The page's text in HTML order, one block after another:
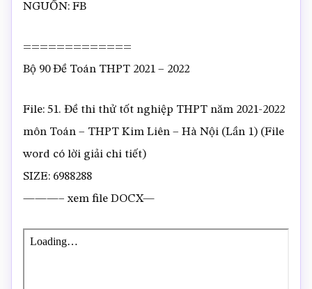
NGUỒN: FB
=============
Bộ 90 Đề Toán THPT 2021 – 2022
File: 51. Đề thi thử tốt nghiệp THPT năm 2021-2022
môn Toán – THPT Kim Liên – Hà Nội (Lần 1) (File
word có lời giải chi tiết)
SIZE: 6988288
———– xem file DOCX—